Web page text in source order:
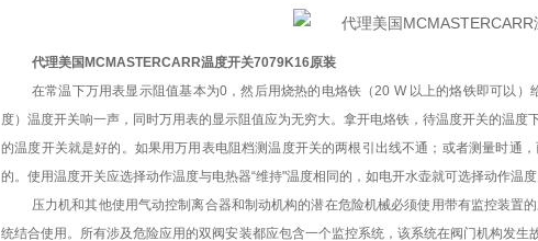
代理美国MCMASTERCARR温度开关7079K16原装
在常温下万用表显示阻值基本为0，然后用烧热的电烙铁（20 W 以上的烙铁即可以
度）温度开关响一声，同时万用表的显示阻值应为无穷大。拿开电烙铁，待温度开关的温
的温度开关就是好的。如果用万用表电阻档测温度开关的两根引出线不通；或者测量时通
的。使用温度开关应选择动作温度与电热器“维持"温度相同的，如电开水壶就可选择动作温
压力机和其他使用气动控制离合器和制动机构的潜在危险机械必须使用带有监控装置
统结合使用。所有涉及危险应用的双阀安装都应包含一个监控系统，该系统在阀门机构发